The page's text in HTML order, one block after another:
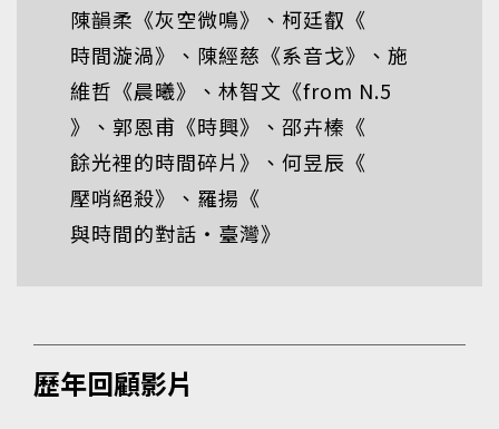
陳韻柔《灰空微鳴》、柯廷叡《
時間漩渦》、陳經慈《系音戈》、施
維哲《晨曦》、林智文《from N.5
》、郭恩甫《時興》、邵卉榛《
餘光裡的時間碎片》、何昱辰《
壓哨絕殺》、羅揚《
與時間的對話・臺灣》
歷年回顧影片